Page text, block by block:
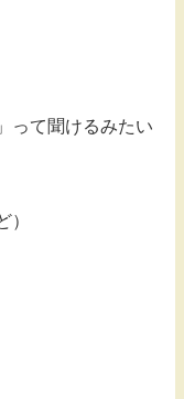
って聞けるみたい
）